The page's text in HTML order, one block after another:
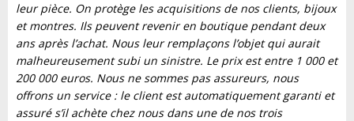
leur pièce. On protège les acquisitions de nos clients, bijoux
et montres. Ils peuvent revenir en boutique pendant deux
ans après l’achat. Nous leur remplaçons l’objet qui aurait
malheureusement subi un sinistre. Le prix est entre 1 000 et
200 000 euros. Nous ne sommes pas assureurs, nous
offrons un service : le client est automatiquement garanti et
assuré s’il achète chez nous dans une de nos trois